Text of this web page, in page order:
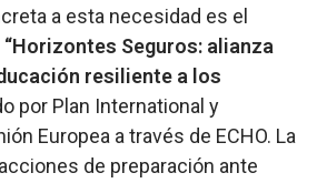
a esta necesidad es el
“Horizontes Seguros: alianza
resiliente a los
por Plan International y
Europea a través de ECHO. La
de preparación ante